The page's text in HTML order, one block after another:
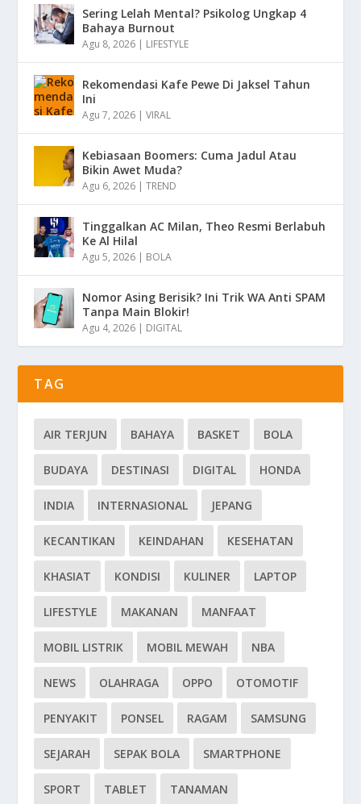
Sering Lelah Mental? Psikolog Ungkap 4
Bahaya Burnout
Agu 8, 2026 | LIFESTYLE
Rekomendasi Kafe Pewe Di Jaksel Tahun
Ini
Agu 7, 2026 |VIRAL
Kebiasaan Boomers: Cuma Jadul Atau
Bikin Awet Muda?
Agu 6, 2026 |TREND
Tinggalkan AC Milan, Theo Resmi Berlabuh
Ke Al Hilal
Agu 5, 2026 | BOLA
Nomor Asing Berisik? Ini Trik WA Anti SPAM
Tanpa Main Blokir!
Agu 4, 2026 | DIGITAL
TAG
AIR TERJUN BAHAYA BASKET BOLA
BUDAYA DESTINASI DIGITAL HONDA
INDIA INTERNASIONAL JEPANG
KECANTIKAN KEINDAHAN KESEHATAN
KHASIAT KONDISI KULINER LAPTOP
LIFESTYLE MAKANAN MANFAAT
MOBIL LISTRIK MOBIL MEWAH NBA
NEWS OLAHRAGA OPPO OTOMOTIF
PENYAKIT PONSEL RAGAM SAMSUNG
SEJARAH SEPAK BOLA SMARTPHONE
SPORT TABLET TANAMAN